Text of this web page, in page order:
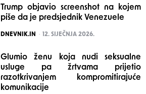
Trump objavio screenshot na kojem
piše da je predsjednik Venezuele
POSTED
DNEVNIK.IN 12. SIJEČNJA 2026.
Glumio ženu koja nudi seksualne
usluge pa žrtvama prijetio
razotkrivanjem kompromitirajuće
komunikacije